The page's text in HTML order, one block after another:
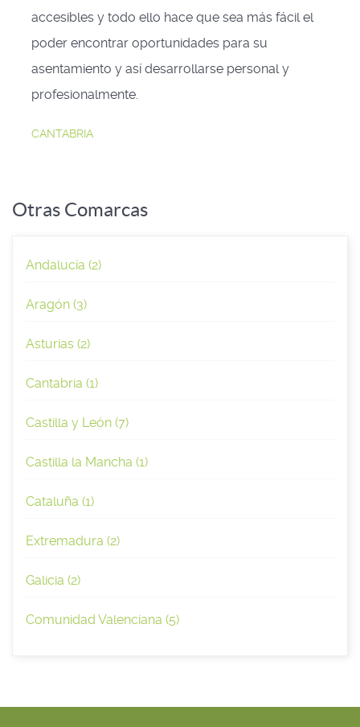
accesibles y todo ello hace que sea más fácil el
poder encontrar oportunidades para su
asentamiento y así desarrollarse personal y
profesionalmente.
CANTABRIA
Otras Comarcas
Andalucía (2)
Aragón (3)
Asturias (2)
Cantabria (1)
Castilla y León (7)
Castilla la Mancha (1)
Cataluña (1)
Extremadura (2)
Galicia (2)
Comunidad Valenciana (5)